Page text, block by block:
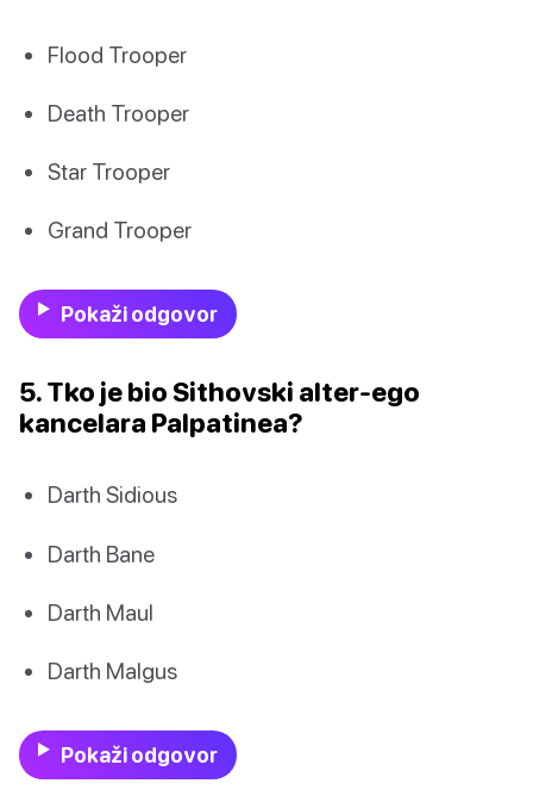
Flood Trooper
Death Trooper
Star Trooper
Grand Trooper
Pokaži odgovor
5. Tko je bio Sithovski alter-ego
kancelara Palpatinea?
Darth Sidious
Darth Bane
Darth Maul
Darth Malgus
Pokaži odgovor